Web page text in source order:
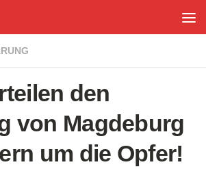
den
von Magdeburg
um die Opfer!